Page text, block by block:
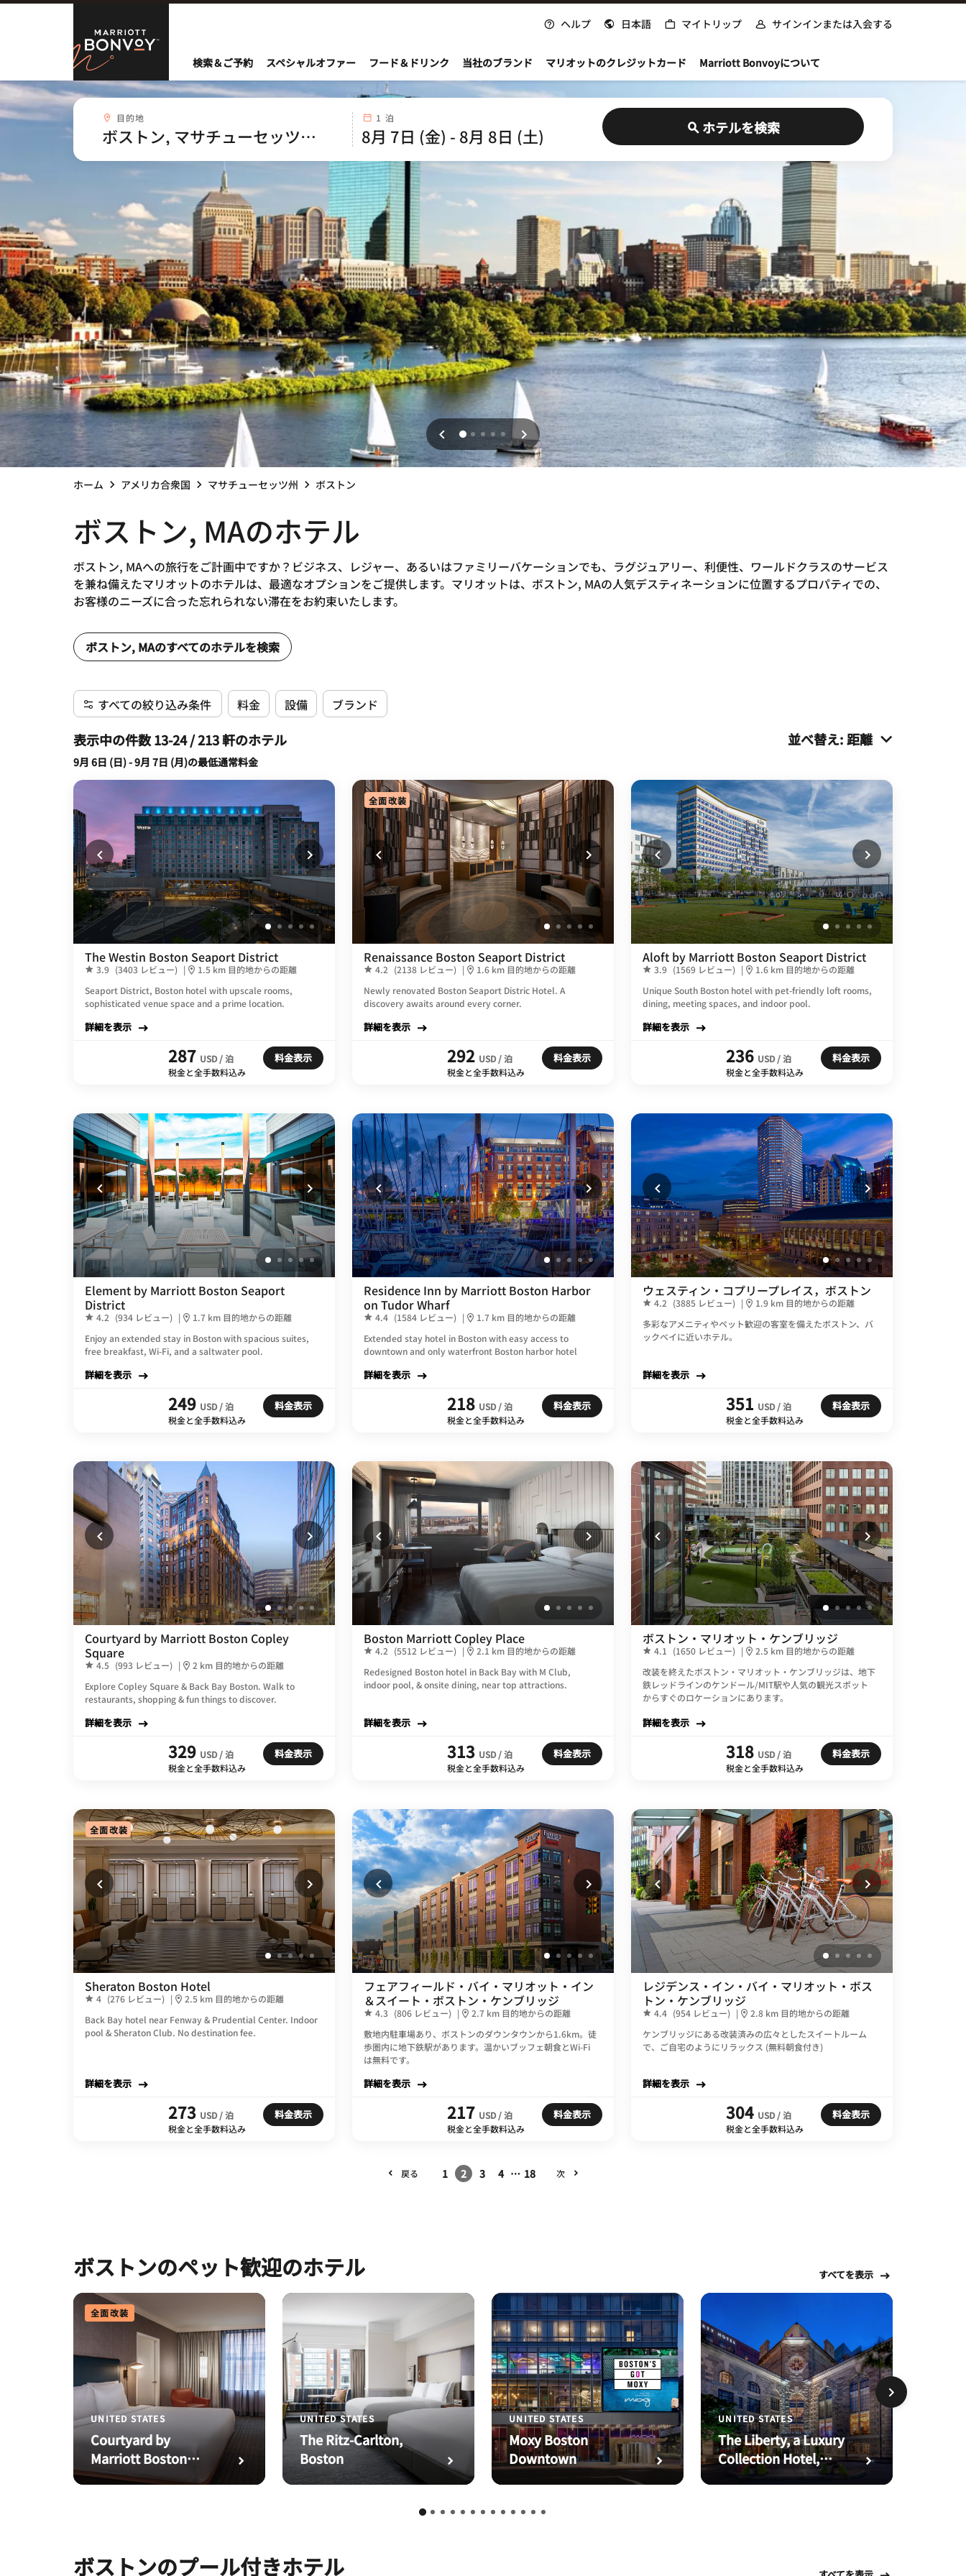
Skip to Content
Marriott Bonvoy
ヘルプ 日本語 マイトリップ サインインまたは入会する
検索＆ご予約 スペシャルオファー フード＆ドリンク 当社のブランド マリオットのクレジットカード Marriott Bonvoyについて
目的地combobox
目的地 1 泊 ホテルを検索
ホーム アメリカ合衆国 マサチューセッツ州 ボストン
ボストン, MAのホテル
ボストン, MAへの旅行をご計画中ですか？ビジネス、レジャー、あるいはファミリーバケーションでも、ラグジュアリー、利便性、ワールドクラスのサービス
を兼ね備えたマリオットのホテルは、最適なオプションをご提供します。マリオットは、ボストン, MAの人気デスティネーションに位置するプロパティでの、
お客様のニーズに合った忘れられない滞在をお約束いたします。
ボストン, MAのすべてのホテルを検索
すべての絞り込み条件 料金 設備 ブランド
表示中の件数 13-24 / 213 軒のホテル 並べ替え:距離
9月 6日 (日) - 9月 7日 (月)の最低通常料金
The Westin Boston Seaport District
3.9 (3403 レビュー) |
1.5 km 目的地からの距離
Seaport District, Boston hotel with upscale rooms,
sophisticated venue space and a prime location.
詳細を表示
287 USD / 泊
税金と全手数料込み
料金表示
全面改装
Renaissance Boston Seaport District
4.2 (2138 レビュー) |
1.6 km 目的地からの距離
Newly renovated Boston Seaport Distric Hotel. A
discovery awaits around every corner.
詳細を表示
292 USD / 泊
税金と全手数料込み
料金表示
Aloft by Marriott Boston Seaport District
3.9 (1569 レビュー) |
1.6 km 目的地からの距離
Unique South Boston hotel with pet-friendly loft rooms,
dining, meeting spaces, and indoor pool.
詳細を表示
236 USD / 泊
税金と全手数料込み
料金表示
Element by Marriott Boston Seaport
District
4.2 (934 レビュー) |
1.7 km 目的地からの距離
Enjoy an extended stay in Boston with spacious suites,
free breakfast, Wi-Fi, and a saltwater pool.
詳細を表示
249 USD / 泊
税金と全手数料込み
料金表示
Residence Inn by Marriott Boston Harbor
on Tudor Wharf
4.4 (1584 レビュー) |
1.7 km 目的地からの距離
Extended stay hotel in Boston with easy access to
downtown and only waterfront Boston harbor hotel
詳細を表示
218 USD / 泊
税金と全手数料込み
料金表示
ウェスティン・コプリープレイス，ボストン
4.2 (3885 レビュー) |
1.9 km 目的地からの距離
多彩なアメニティやペット歓迎の客室を備えたボストン、バ
ックベイに近いホテル。
詳細を表示
351 USD / 泊
税金と全手数料込み
料金表示
Courtyard by Marriott Boston Copley
Square
4.5 (993 レビュー) |
2 km 目的地からの距離
Explore Copley Square & Back Bay Boston. Walk to
restaurants, shopping & fun things to discover.
詳細を表示
329 USD / 泊
税金と全手数料込み
料金表示
Boston Marriott Copley Place
4.2 (5512 レビュー) |
2.1 km 目的地からの距離
Redesigned Boston hotel in Back Bay with M Club,
indoor pool, & onsite dining, near top attractions.
詳細を表示
313 USD / 泊
税金と全手数料込み
料金表示
ボストン・マリオット・ケンブリッジ
4.1 (1650 レビュー) |
2.5 km 目的地からの距離
改装を終えたボストン・マリオット・ケンブリッジは、地下
鉄レッドラインのケンドール/MIT駅や人気の観光スポット
からすぐのロケーションにあります。
詳細を表示
318 USD / 泊
税金と全手数料込み
料金表示
全面改装
Sheraton Boston Hotel
4 (276 レビュー) |
2.5 km 目的地からの距離
Back Bay hotel near Fenway & Prudential Center. Indoor
pool & Sheraton Club. No destination fee.
詳細を表示
273 USD / 泊
税金と全手数料込み
料金表示
フェアフィールド・バイ・マリオット・イン
＆スイート・ボストン・ケンブリッジ
4.3 (806 レビュー) |
2.7 km 目的地からの距離
敷地内駐車場あり、ボストンのダウンタウンから1.6km。徒
歩圏内に地下鉄駅があります。温かいブッフェ朝食とWi-Fi
は無料です。
詳細を表示
217 USD / 泊
税金と全手数料込み
料金表示
レジデンス・イン・バイ・マリオット・ボス
トン・ケンブリッジ
4.4 (954 レビュー) |
2.8 km 目的地からの距離
ケンブリッジにある改装済みの広々としたスイートルーム
で、ご自宅のようにリラックス (無料朝食付き)
詳細を表示
304 USD / 泊
税金と全手数料込み
料金表示
戻る 1 2 3 4 … 18 次
ボストンのペット歓迎のホテル すべてを表示
全面改装
UNITED STATES
Courtyard by
Marriott Boston
Downtown
UNITED STATES
The Ritz-Carlton,
Boston
UNITED STATES
Moxy Boston
Downtown
UNITED STATES
The Liberty, a Luxury
Collection Hotel,
Boston
ボストンのプール付きホテル